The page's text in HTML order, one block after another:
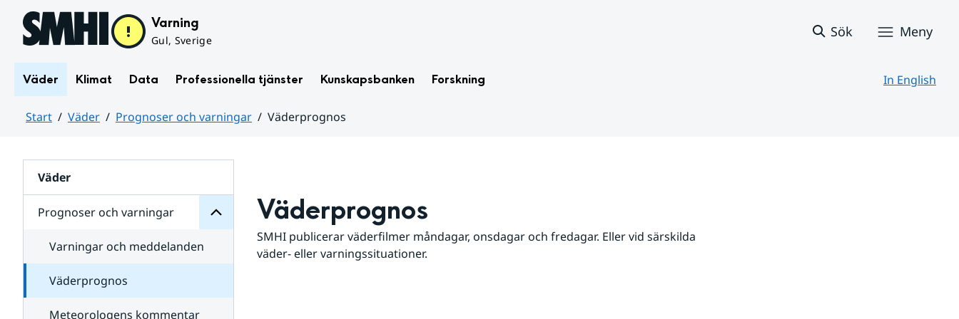
Hoppa till sidans innehåll Varning
Gul, Sverige
Sök Meny
Väder Klimat Data Professionella tjänster Kunskapsbanken Forskning In English
Start Väder Prognoser och varningar
Väderprognos
Väder
Prognoser och varningar
för
varningar
Varningar och meddelanden
Väderprognos
Meteorologens kommentar
Väderprognos
SMHI publicerar väderfilmer måndagar, onsdagar och fredagar. Eller vid särskilda
väder- eller varningssituationer.